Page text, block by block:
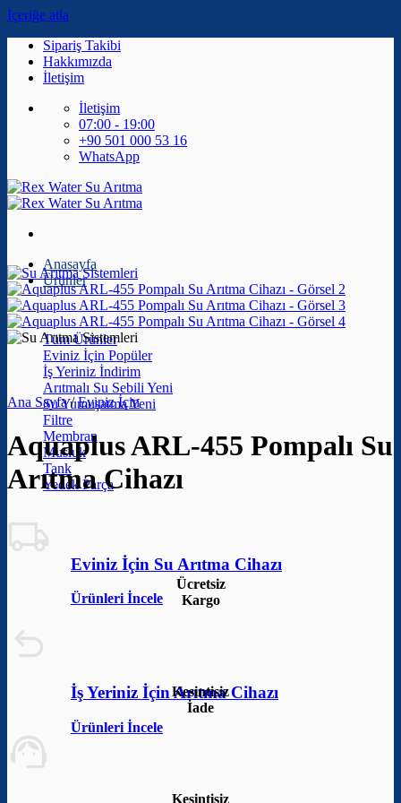
İçeriğe atla
Sipariş Takibi
Hakkımızda
İletişim
İletişim
07:00 - 19:00
+90 501 000 53 16
WhatsApp
Anasayfa
Ürünler
Tüm Ürünler
Eviniz İçin
İş Yeriniz
Arıtmalı Su Sebili
Su Yumuşatma
Filtre
Membran
Musluk
Tank
Yedek Parça
Eviniz İçin Su Arıtma Cihazı
Ürünleri İncele
İş Yeriniz İçin Arıtma Cihazı
Ürünleri İncele
Ana Sayfa / Eviniz İçin
Aquaplus ARL-455 Pompalı Su
Arıtma Cihazı
Ücretsiz
Kargo
Kesintisiz
İade
Kesintisiz